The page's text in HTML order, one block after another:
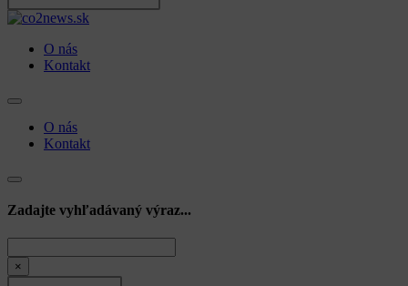
O nás
Kontakt
O nás
Kontakt
Zadajte vyhľadávaný výraz...
×